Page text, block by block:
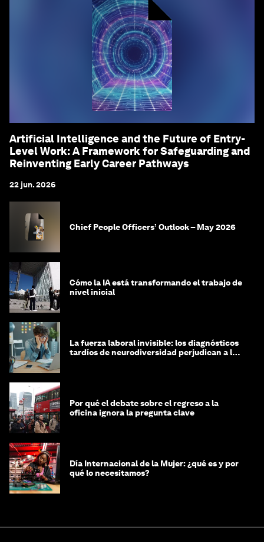
Artificial Intelligence and the Future of Entry-
Level Work: A Framework for Safeguarding and
Reinventing Early Career Pathways
22 jun. 2026
Chief People Officers’ Outlook – May 2026
Cómo la IA está transformando el trabajo de
nivel inicial
La fuerza laboral invisible: los diagnósticos
tardíos de neurodiversidad perjudican a las
Por qué el debate sobre el regreso a la
oficina ignora la pregunta clave
Día Internacional de la Mujer: ¿qué es y por
qué lo necesitamos?